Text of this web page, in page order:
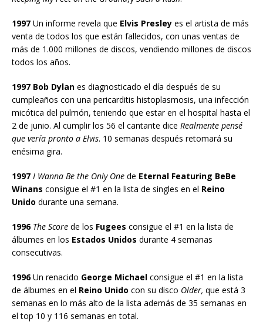
1997 Un informe revela que Elvis Presley es el artista de más
venta de todos los que están fallecidos, con unas ventas de
más de 1.000 millones de discos, vendiendo millones de discos
todos los años.
1997 Bob Dylan es diagnosticado el día después de su
cumpleaños con una pericarditis histoplasmosis, una infección
micótica del pulmón, teniendo que estar en el hospital hasta el
2 de junio. Al cumplir los 56 el cantante dice Realmente pensé
que vería pronto a Elvis. 10 semanas después retomará su
enésima gira.
1997 I Wanna Be the Only One de Eternal Featuring BeBe
Winans consigue el #1 en la lista de singles en el Reino
Unido durante una semana.
1996 The Score de los Fugees consigue el #1 en la lista de
álbumes en los Estados Unidos durante 4 semanas
consecutivas.
1996Un renacido George Michael consigue el #1 en la lista
de álbumes en el Reino Unido con su disco Older, que está 3
semanas en lo más alto de la lista además de 35 semanas en
el top 10 y 116 semanas en total.